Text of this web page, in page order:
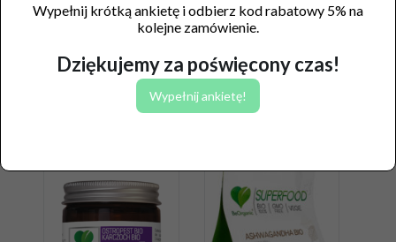
Podobne produkty
Wypełnij krótką ankietę i odbierz kod rabatowy 5% na
kolejne zamówienie.
Dziękujemy za poświęcony czas!
Wypełnij ankietę!